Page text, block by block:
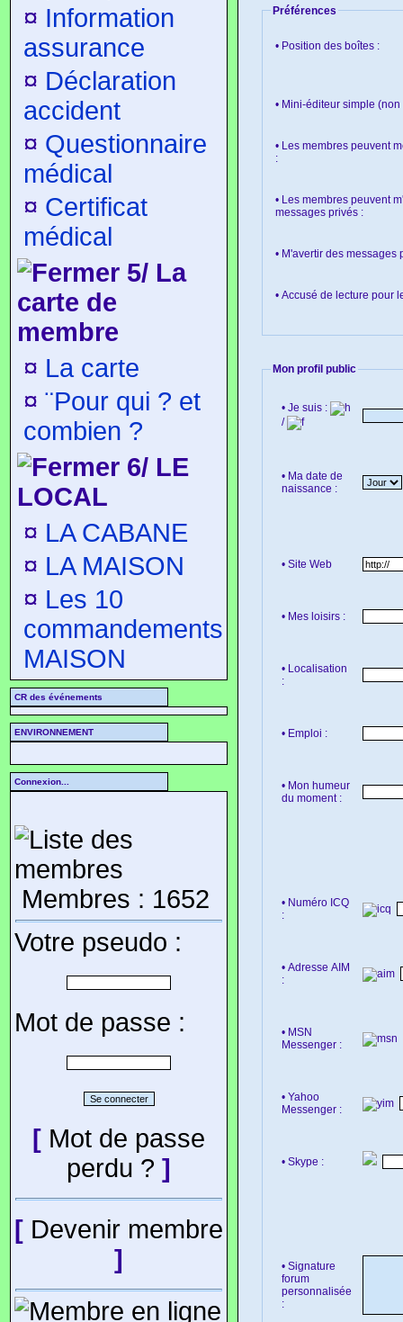
¤ Information
assurance
¤ Déclaration
accident
¤ Questionnaire
médical
¤ Certificat
médical
5/ La
carte de
membre
¤ La carte
¤ ¨Pour qui ? et
combien ?
6/ LE
LOCAL
¤ LA CABANE
¤ LA MAISON
¤ Les 10
commandements
MAISON
CR des événements
ENVIRONNEMENT
Connexion...
Membres : 1652
Votre pseudo :
Mot de passe :
[ Mot de passe
perdu ? ]
[ Devenir membre
]
Préférences
• Position des boîtes :
• Mini-éditeur simple (non
• Les membres peuvent
:
• Les membres peuvent
messages privés :
• M'avertir des messages
• Accusé de lecture pour
Mon profil public
• Je suis :
/
• Ma date de
naissance :
• Site Web
• Mes loisirs :
• Localisation
:
• Emploi :
• Mon humeur
du moment :
• Numéro ICQ
:
• Adresse AIM
:
• MSN
Messenger :
• Yahoo
Messenger :
• Skype :
• Signature
forum
personnalisée
: